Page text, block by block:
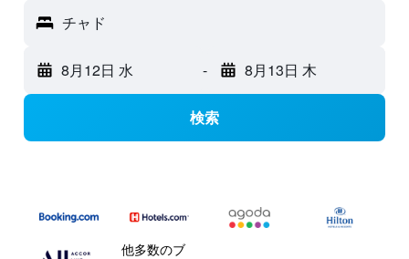
チャド
8月12日 水 - 8月13日 木
検索
他多数のブ